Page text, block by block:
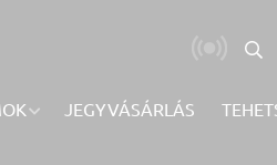
JEGYVÁSÁRLÁS